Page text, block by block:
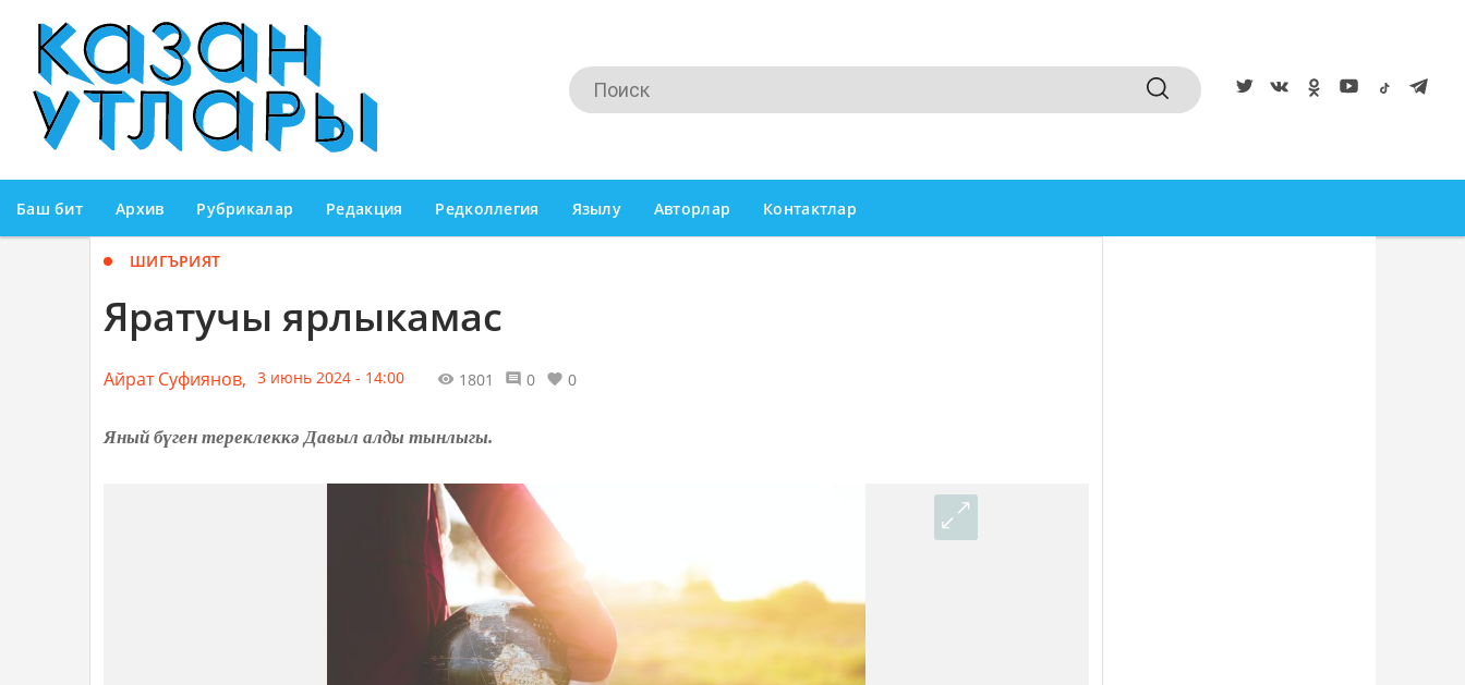
Баш бит Архив Рубрикалар Редакция Редколлегия Язылу Авторлар Контактлар
ШИГЪРИЯТ
Яратучы ярлыкамас
Айрат Суфиянов, 3 июнь 2024 - 14:00 1801 0 0
Яный бүген тереклеккә Давыл алды тынлыгы.